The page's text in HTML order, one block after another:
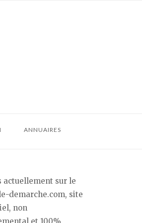
ANNUAIRES
actuellement sur le
demarche.com, site
non